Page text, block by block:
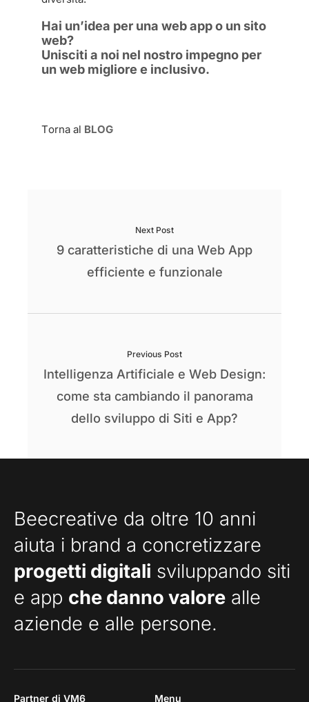
Hai un’idea per una web app o un sito
web?
Unisciti a noi nel nostro impegno per
un web migliore e inclusivo.
Torna al BLOG
Next Post
9 caratteristiche di una Web App
efficiente e funzionale
Previous Post
Intelligenza Artificiale e Web Design:
come sta cambiando il panorama
dello sviluppo di Siti e App?
Beecreative da oltre 10 anni
aiuta i brand a concretizzare
progetti digitali sviluppando siti
e app che danno valore alle
aziende e alle persone.
Partner di VM6 Menu